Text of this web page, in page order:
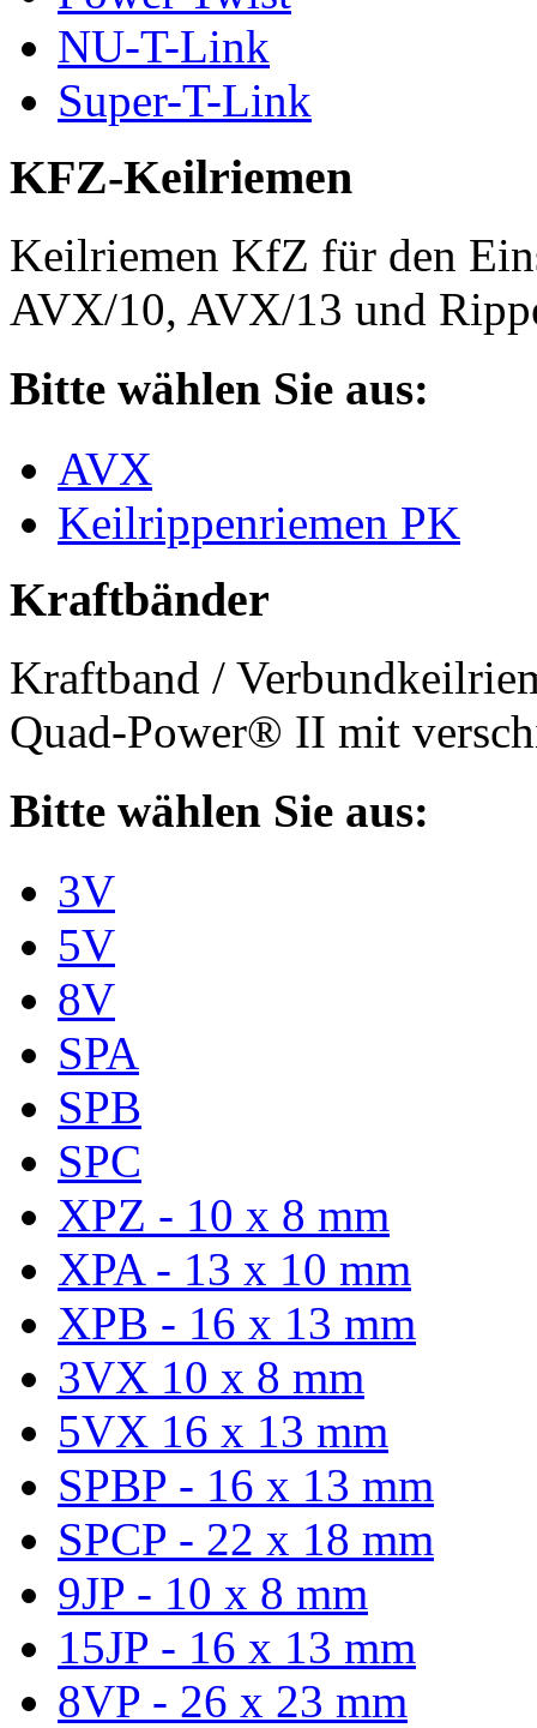
NU-T-Link
Super-T-Link
KFZ-Keilriemen
Keilriemen KfZ für den
AVX/10, AVX/13 und
Bitte wählen Sie aus:
AVX
Keilrippenriemen PK
Kraftbänder
Kraftband /
Quad-Power® II mit
Bitte wählen Sie aus:
3V
5V
8V
SPA
SPB
SPC
XPZ - 10 x 8 mm
XPA - 13 x 10 mm
XPB - 16 x 13 mm
3VX 10 x 8 mm
5VX 16 x 13 mm
SPBP - 16 x 13 mm
SPCP - 22 x 18 mm
9JP - 10 x 8 mm
15JP - 16 x 13 mm
8VP - 26 x 23 mm